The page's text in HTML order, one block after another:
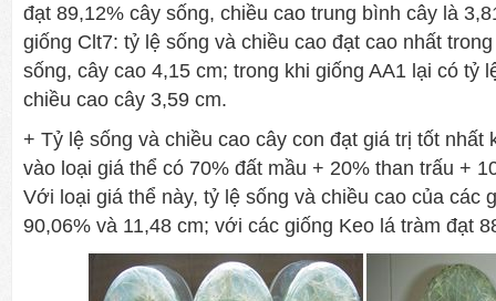
đạt 89,12% cây sống, chiều cao trung bình cây là
giống Clt7: tỷ lệ sống và chiều cao đạt cao nhất
sống, cây cao 4,15 cm; trong khi giống AA1 lại có tỷ
chiều cao cây 3,59 cm.
+ Tỷ lệ sống và chiều cao cây con đạt giá trị tốt nhất
vào loại giá thể có 70% đất mầu + 20% than trấu +
Với loại giá thể này, tỷ lệ sống và chiều cao của các
90,06% và 11,48 cm; với các giống Keo lá tràm đạt